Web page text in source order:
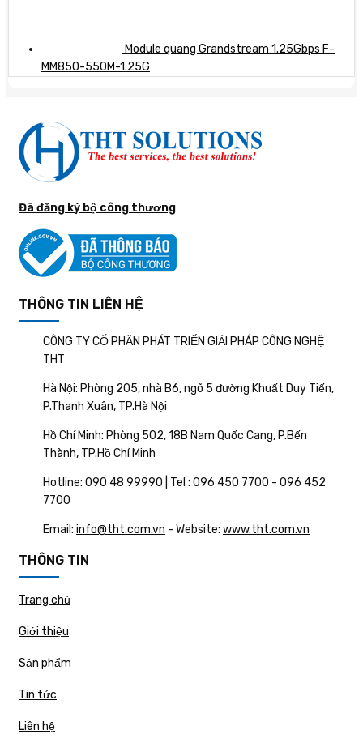
Module quang Grandstream 1.25Gbps F-
MM850-550M-1.25G
Đã đăng ký bộ công thương
THÔNG TIN LIÊN HỆ
CÔNG TY CỔ PHẦN PHÁT TRIỂN GIẢI PHÁP CÔNG NGHỆ
THT
Hà Nội: Phòng 205, nhà B6, ngõ 5 đường Khuất Duy Tiến,
P.Thanh Xuân, TP.Hà Nội
Hồ Chí Minh: Phòng 502, 18B Nam Quốc Cang, P.Bến
Thành, TP.Hồ Chí Minh
Hotline: 090 48 99990 | Tel : 096 450 7700 - 096 452
7700
Email: info@tht.com.vn - Website: www.tht.com.vn
THÔNG TIN
Trang chủ
Giới thiệu
Sản phẩm
Tin tức
Liên hệ